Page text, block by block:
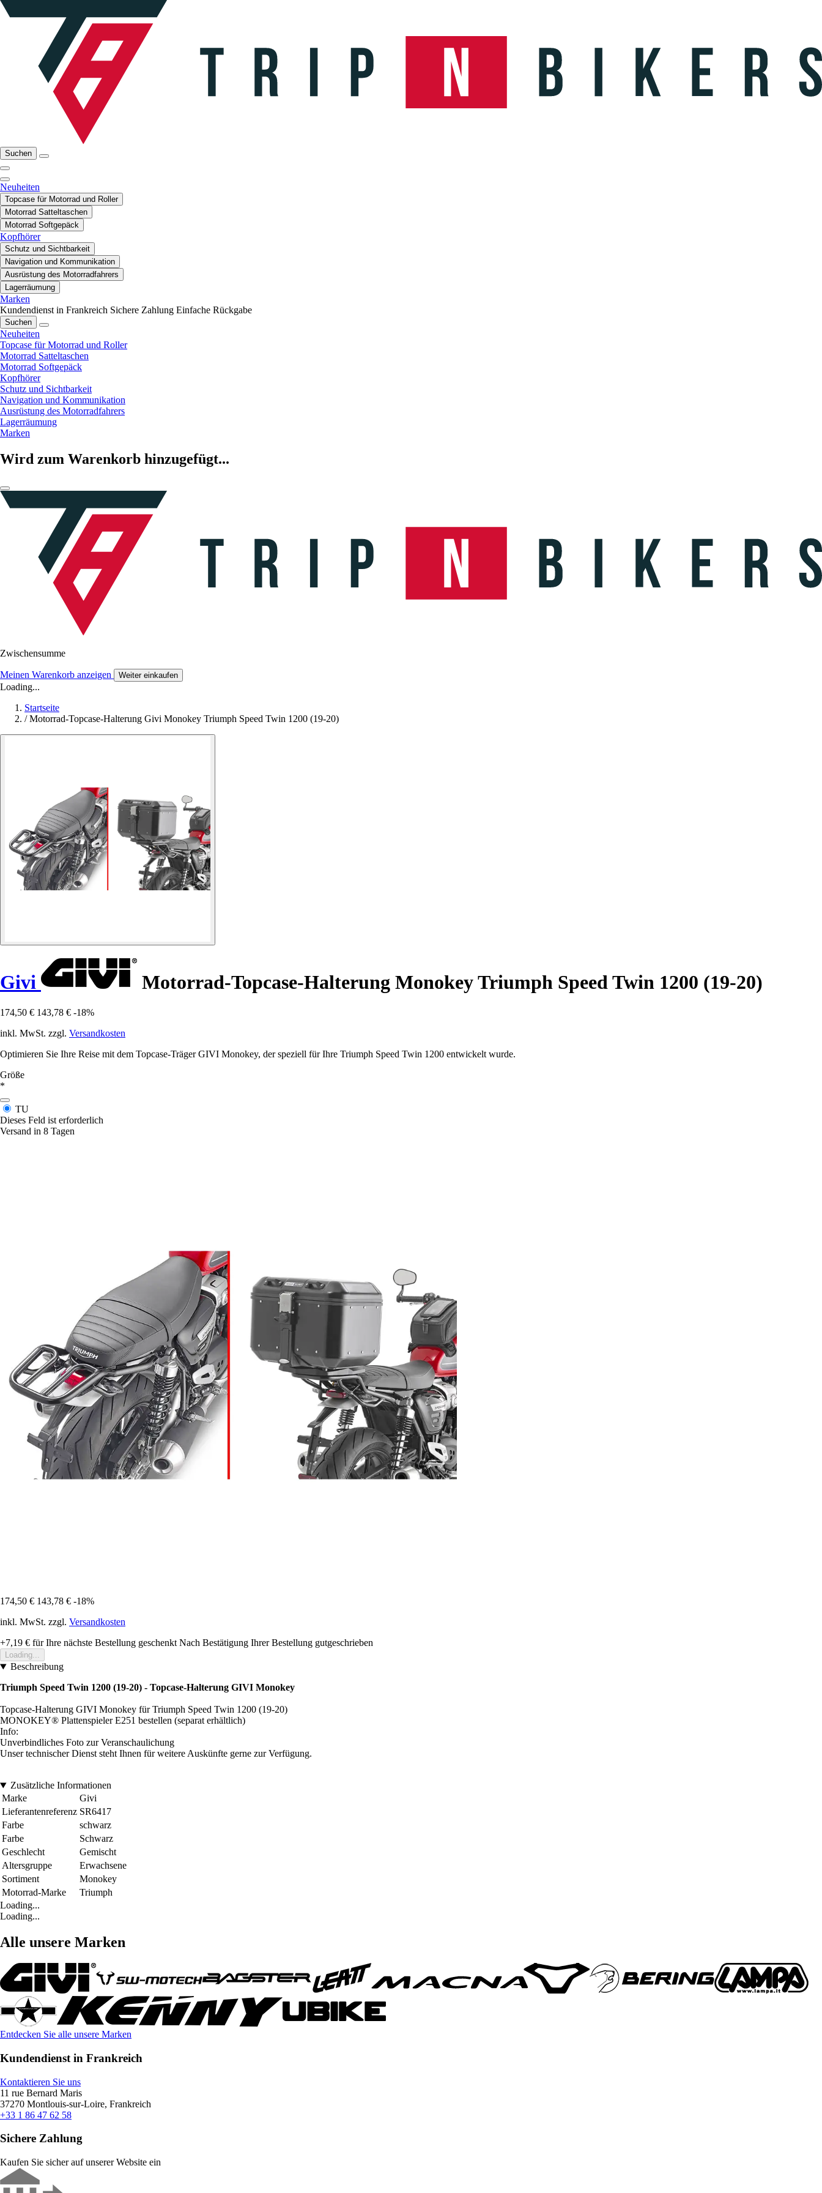
Suchen
Neuheiten
Topcase für Motorrad und Roller
Motorrad Satteltaschen
Motorrad Softgepäck
Kopfhörer
Schutz und Sichtbarkeit
Navigation und Kommunikation
Ausrüstung des Motorradfahrers
Lagerräumung
Marken
Kundendienst in Frankreich Sichere Zahlung Einfache Rückgabe
Suchen
Neuheiten
Topcase für Motorrad und Roller
Motorrad Satteltaschen
Motorrad Softgepäck
Kopfhörer
Schutz und Sichtbarkeit
Navigation und Kommunikation
Ausrüstung des Motorradfahrers
Lagerräumung
Marken
Wird zum Warenkorb hinzugefügt...
Zwischensumme
Meinen Warenkorb anzeigen Weiter einkaufen
Loading...
Startseite
/ Motorrad-Topcase-Halterung Givi Monokey Triumph Speed Twin 1200 (19-20)
Givi Motorrad-Topcase-Halterung Monokey Triumph Speed Twin 1200 (19-20)
174,50 € 143,78 € -18%
inkl. MwSt. zzgl. Versandkosten
Optimieren Sie Ihre Reise mit dem Topcase-Träger GIVI Monokey, der speziell für Ihre Triumph Speed Twin 1200 entwickelt wurde.
Größe
*
TU
Dieses Feld ist erforderlich
Versand in 8 Tagen
174,50 € 143,78 € -18%
inkl. MwSt. zzgl. Versandkosten
+7,19 € für Ihre nächste Bestellung geschenkt Nach Bestätigung Ihrer Bestellung gutgeschrieben
Loading...
Beschreibung
Triumph Speed Twin 1200 (19-20) - Topcase-Halterung GIVI Monokey
Topcase-Halterung GIVI Monokey für Triumph Speed Twin 1200 (19-20)
MONOKEY® Plattenspieler E251 bestellen (separat erhältlich)
Info:
Unverbindliches Foto zur Veranschaulichung
Unser technischer Dienst steht Ihnen für weitere Auskünfte gerne zur Verfügung.
Zusätzliche Informationen
Marke
Givi
Lieferantenreferenz SR6417
Farbe
schwarz
Farbe
Schwarz
Geschlecht
Gemischt
Altersgruppe
Erwachsene
Sortiment
Monokey
Motorrad-Marke
Triumph
Loading...
Loading...
Alle unsere Marken
Entdecken Sie alle unsere Marken
Kundendienst in Frankreich
Kontaktieren Sie uns
11 rue Bernard Maris
37270 Montlouis-sur-Loire, Frankreich
+33 1 86 47 62 58
Sichere Zahlung
Kaufen Sie sicher auf unserer Website ein